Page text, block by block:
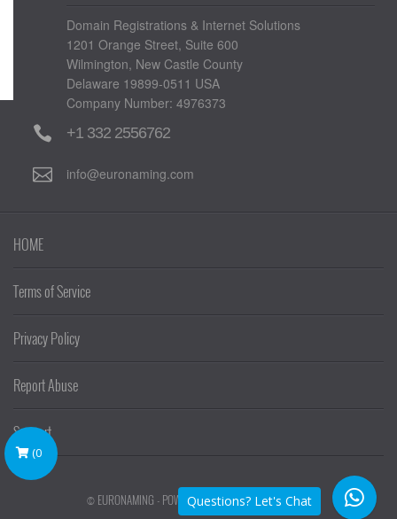
(0
Domain Registrations & Internet Solutions
1201 Orange Street, Suite 600
Wilmington, New Castle County
Delaware 19899-0511 USA
Company Number: 4976373
+1 332 2556762
info@euronaming.com
HOME
Terms of Service
Privacy Policy
Report Abuse
Support
© EURONAMING - POWERED BYEURONAMING
Questions? Let's Chat